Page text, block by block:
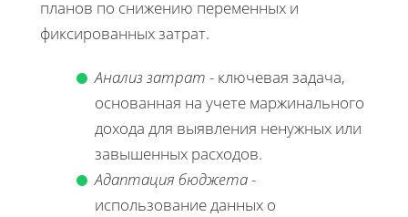
планов по снижению переменных и
фиксированных затрат.
Анализ затрат - ключевая задача,
основанная на учете маржинального
дохода для выявления ненужных или
завышенных расходов.
Адаптация бюджета-
использование данных о